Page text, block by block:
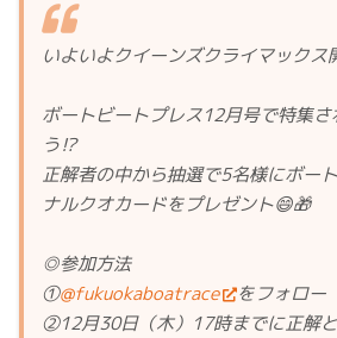
いよいよクイーンズクライマック
ボートビートプレス12月号で特集
う⁉️
正解者の中から抽選で5名様にボー
ナルクオカードをプレゼント😄🎁
◎参加方法
①@fukuokaboatrace
をフォロー
②12月30日（木）17時までに正解